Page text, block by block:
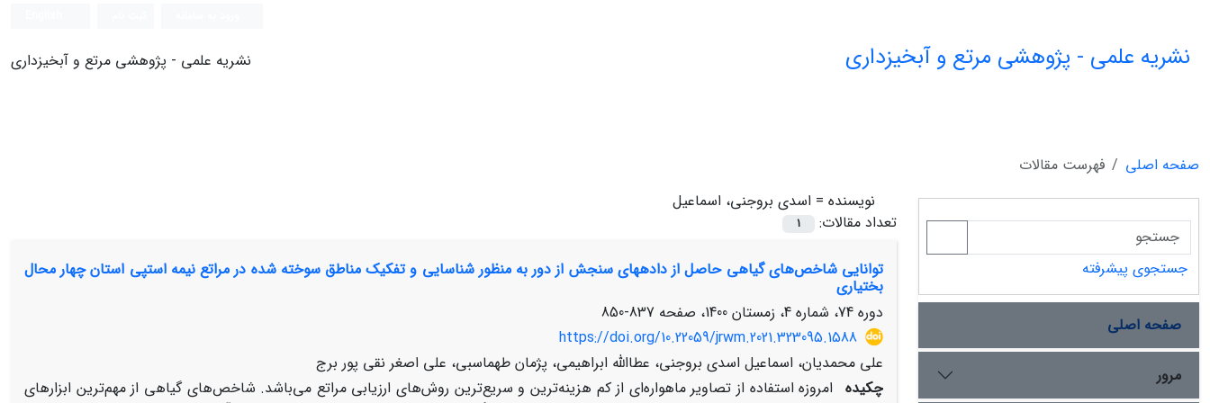
نشریه علمی - پژوهشی مرتع و آبخیزداری نشریه علمی - پژوهشی مرتع و آبخیزداری
صفحه اصلی
فهرست مقالات
نویسنده = اسدی بروجنی، اسماعیل
تعداد مقالات:
1
توانایی شاخص‌های گیاهی حاصل از دادههای سنجش از دور به منظور شناسایی و تفکیک مناطق سوخته شده در مراتع نیمه استپی استان چهار محال
بختیاری
دوره 74، شماره 4، زمستان 1400، صفحه
837-850
https://doi.org/10.22059/jrwm.2021.323095.1588
علی محمدیان، اسماعیل اسدی بروجنی، عطاالله ابراهیمی، پژمان طهماسبی، علی اصغر نقی پور برج
چکیده امروزه استفاده از تصاویر ماهواره‌ای از کم هزینه‌ترین و سریع‌ترین روش‌های ارزیابی مراتع می‌باشد. شاخص‌های گیاهی از مهم‌ترین ابزار‌های
جستجوی پیشرفته
صفحه اصلی
مرور